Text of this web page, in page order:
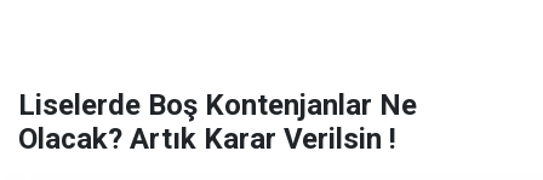
Liselerde Boş Kontenjanlar Ne
Olacak? Artık Karar Verilsin !